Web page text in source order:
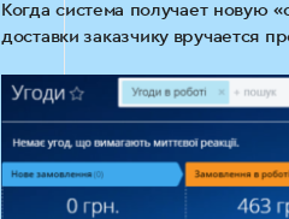
Когда система получает новую
доставки заказчику вручается